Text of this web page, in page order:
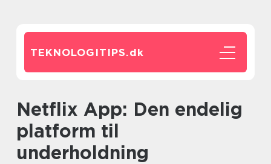
TEKNOLOGITIPS.dk
Netflix App: Den endelig
platform til
underholdning